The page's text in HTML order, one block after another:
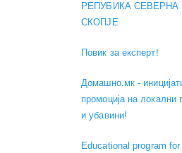
РЕПУБИКА
СКОПЈЕ
Повик за експерт!
Домашно.мк -
промоција на локални
и убавини!
Educational program